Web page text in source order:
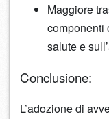
Maggiore
componenti
salute e
Conclusione:
L’adozione di